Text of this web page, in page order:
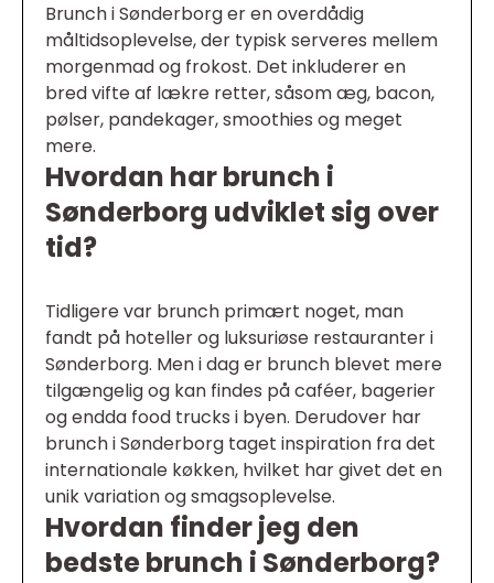
Brunch i Sønderborg er en overdådig
måltidsoplevelse, der typisk serveres mellem
morgenmad og frokost. Det inkluderer en
bred vifte af lækre retter, såsom æg, bacon,
pølser, pandekager, smoothies og meget
mere.
Hvordan har brunch i
Sønderborg udviklet sig over
tid?
Tidligere var brunch primært noget, man
fandt på hoteller og luksuriøse restauranter i
Sønderborg. Men i dag er brunch blevet mere
tilgængelig og kan findes på caféer, bagerier
og endda food trucks i byen. Derudover har
brunch i Sønderborg taget inspiration fra det
internationale køkken, hvilket har givet det en
unik variation og smagsoplevelse.
Hvordan finder jeg den
bedste brunch i Sønderborg?